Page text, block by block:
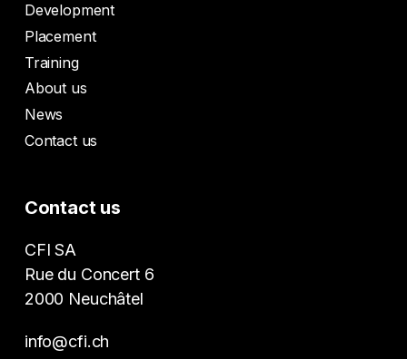
Development
Placement
Training
About us
News
Contact us
Contact us
CFI SA
Rue du Concert 6
2000 Neuchâtel
info@cfi.ch